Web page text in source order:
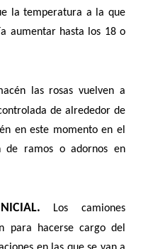
la temperatura a la que
aumentar hasta los 18 o
las rosas vuelven a
de alrededor de
en este momento en el
de ramos o adornos en
Los camiones
para hacerse cargo del